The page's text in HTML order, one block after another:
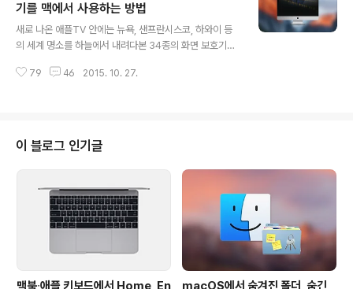
각의 데스크탑에 어떤 응용 프로그램이 띄어져 있는지 미
리 확인할 수 있어 편리합니다. 그런데 요세미티에서는 미
션 컨트롤을 시작하자마자 스페이스바가 열리지만 엘 캐피
바가 열리며 어떤 프로그램이 실행 중인지 보여줍니다. 이
기를 맥에서 사용하는 방법
새로 나온 애플TV 안에는 뉴욕, 샌프란시스코, 하와이 등
의 세계 명소를 하늘에서 내려다본 34종의 화면 보호기가
어서 그저 바라보는 것만으로도 탄성을 자아내게 하는데
화면 보호기로 사용할 수 있는 방법이 공개돼 눈길을 끌고
있습니다. 소프트웨어 개발자 '존 코츠(John Coates)'가
고안한 방법인데요. 기본적으로 애플 서버에서 자동으로
영상을 내려받은 후 OS X 화면 보호기로 깔아주는 원리라
고 합니다. 설치 및 사용 방법 설치와 사용법은 아주 간단합
니다. 1. 깃허브에서..
79 46 2015. 10. 27.
이 블로그 인기글